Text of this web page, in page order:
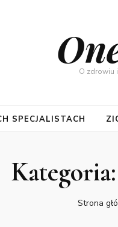
O zdrowiu
SPECJALISTACH
Kategoria:
Strona